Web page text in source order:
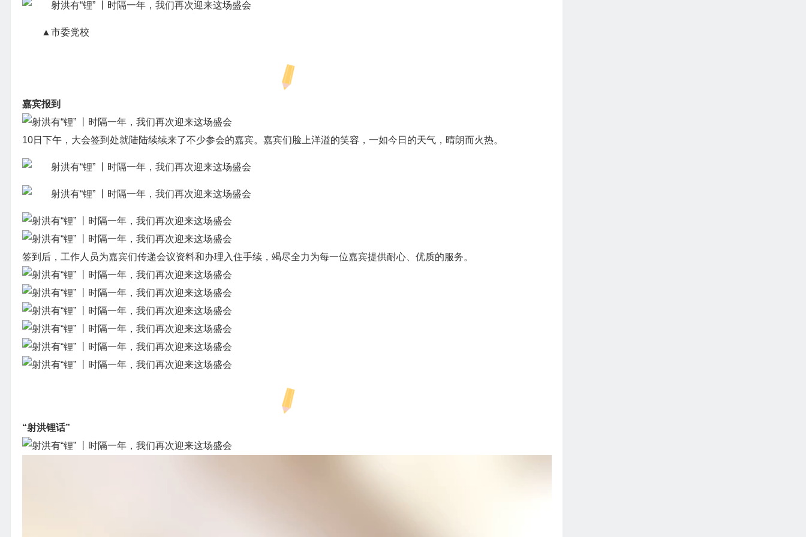
▲市委党校
嘉宾报到
10日下午，大会签到处就陆陆续续来了不少参会的嘉宾。嘉宾们脸上洋溢的笑容，一如今日的天气，晴朗而火热。
签到后，工作人员为嘉宾们传递会议资料和办理入住手续，竭尽全力为每一位嘉宾提供耐心、优质的服务。
“射洪锂话”